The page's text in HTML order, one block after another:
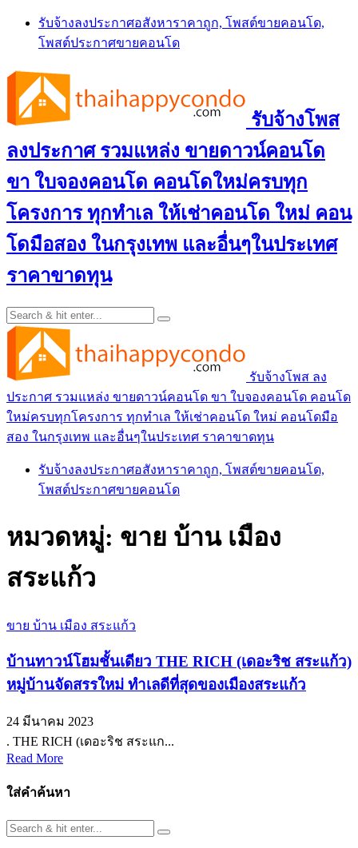
Skip
content
รับจ้างลงประกาศอสังหาราคาถูก, โพสต์ขายคอนโด,
โพสต์ประกาศขายคอนโด
รับจ้างโพส
ลงประกาศ รวมแหล่ง ขายดาวน์คอนโด
ขา ใบจองคอนโด คอนโดใหม่ครบทุก
โครงการ ทุกทำเล ให้เช่าคอนโด ใหม่ คอน
โดมือสอง ในกรุงเทพ และอื่นๆในประเทศ
ราคาขาดทุน
รับจ้างโพส ลง
ประกาศ รวมแหล่ง ขายดาวน์คอนโด ขา ใบจองคอนโด คอนโด
ใหม่ครบทุกโครงการ ทุกทำเล ให้เช่าคอนโด ใหม่ คอนโดมือ
สอง ในกรุงเทพ และอื่นๆในประเทศ ราคาขาดทุน
รับจ้างลงประกาศอสังหาราคาถูก, โพสต์ขายคอนโด,
โพสต์ประกาศขายคอนโด
หมวดหมู่: ขาย บ้าน เมือง
สระแก้ว
ขาย บ้าน เมือง สระแก้ว
บ้านทาวน์โฮมชั้นเดียว THE RICH (เดอะริช สระแก้ว)
หมู่บ้านจัดสรรใหม่ ทำเลดีที่สุดของเมืองสระแก้ว
24 มีนาคม 2023
. THE RICH (เดอะริช สระแก...
Read More
ใส่คำค้นหา